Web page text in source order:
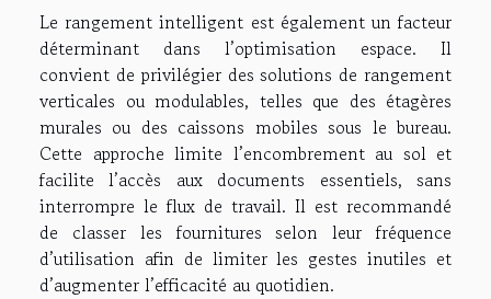
Le rangement intelligent est également un facteur
déterminant dans l’optimisation espace. Il
convient de privilégier des solutions de rangement
verticales ou modulables, telles que des étagères
murales ou des caissons mobiles sous le bureau.
Cette approche limite l’encombrement au sol et
facilite l’accès aux documents essentiels, sans
interrompre le flux de travail. Il est recommandé
de classer les fournitures selon leur fréquence
d’utilisation afin de limiter les gestes inutiles et
d’augmenter l’efficacité au quotidien.